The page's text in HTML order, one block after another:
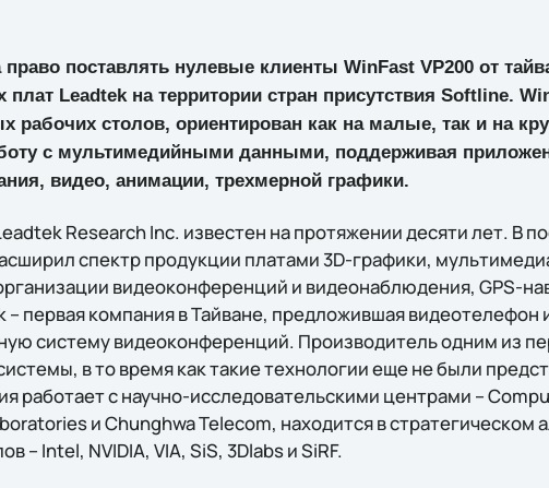
поставлять нулевые клиенты WinFast VP200 от
Leadtek на территории стран присутствия Softline.
рабочих столов, ориентирован как на малые, так и на
с мультимедийными данными, поддерживая
видео, анимации, трехмерной графики.
Research Inc. известен на протяжении десяти лет. В
спектр продукции платами 3D-графики,
видеоконференций и видеонаблюдения, GPS-
первая компания в Тайване, предложившая видеотелефон
систему видеоконференций. Производитель одним из
в то время как такие технологии еще не были
работает с научно-исследовательскими центрами –
и Chunghwa Telecom, находится в стратегическом
– Intel, NVIDIA, VIA, SiS, 3Dlabs и SiRF.